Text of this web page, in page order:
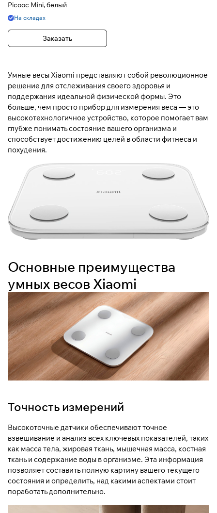
Picooc Mini, белый
На складах
Заказать
Умные весы Xiaomi представляют собой революционное
решение для отслеживания своего здоровья и
поддержания идеальной физической формы. Это
больше, чем просто прибор для измерения веса — это
высокотехнологичное устройство, которое помогает вам
глубже понимать состояние вашего организма и
способствует достижению целей в области фитнеса и
похудения.
Основные преимущества
умных весов Xiaomi
Точность измерений
Высокоточные датчики обеспечивают точное
взвешивание и анализ всех ключевых показателей, таких
как масса тела, жировая ткань, мышечная масса, костная
ткань и содержание воды в организме. Эта информация
позволяет составить полную картину вашего текущего
состояния и определить, над какими аспектами стоит
поработать дополнительно.